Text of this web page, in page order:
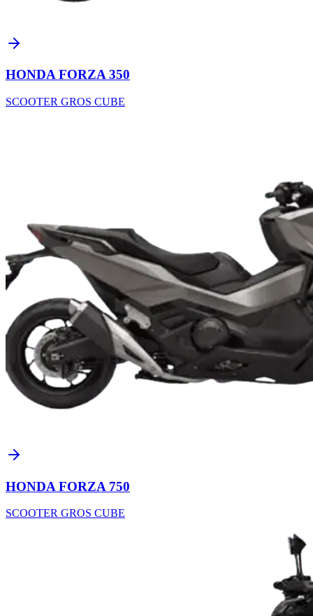
HONDA FORZA 350
SCOOTER GROS CUBE
HONDA FORZA 750
SCOOTER GROS CUBE